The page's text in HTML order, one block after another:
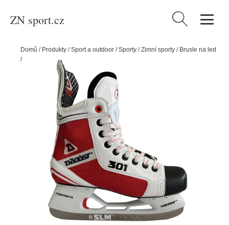
ZN sport.cz Vyhledávání
Domů / Produkty /Sport a outdoor /Sporty /Zimní sporty / Brusle na led
/
Daoust Brusle Daoust 301 Red SR, Senior, 7.0, 42, R